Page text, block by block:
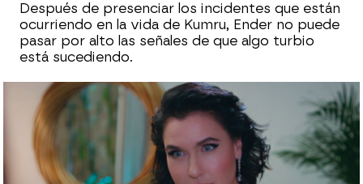
Después de presenciar los incidentes que están
ocurriendo en la vida de Kumru, Ender no puede
pasar por alto las señales de que algo turbio
está sucediendo.
Un inesperado te quiero y una propuesta
seria de amor entre Çagatay y Kumru